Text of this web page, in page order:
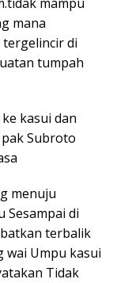
mampu
mana
di
tumpah
kasui dan
Subroto
menuju
Sesampai di
terbalik
wai Umpu kasui
Tidak